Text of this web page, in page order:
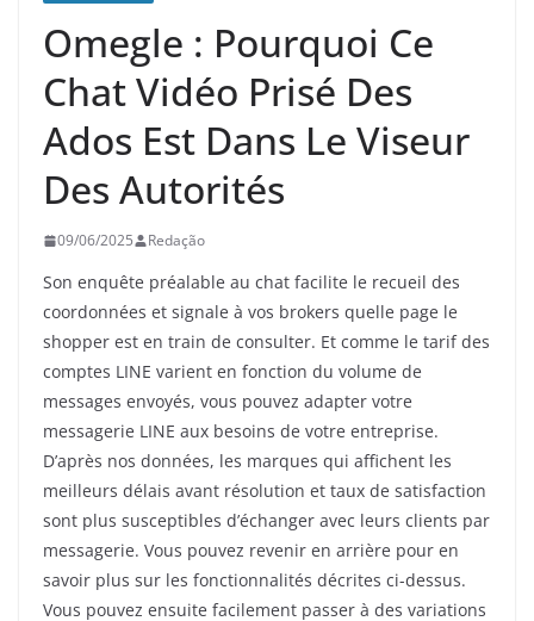
Omegle : Pourquoi Ce
Chat Vidéo Prisé Des
Ados Est Dans Le Viseur
Des Autorités
09/06/2025 Redação
Son enquête préalable au chat facilite le recueil des
coordonnées et signale à vos brokers quelle page le
shopper est en train de consulter. Et comme le tarif des
comptes LINE varient en fonction du volume de
messages envoyés, vous pouvez adapter votre
messagerie LINE aux besoins de votre entreprise.
D’après nos données, les marques qui affichent les
meilleurs délais avant résolution et taux de satisfaction
sont plus susceptibles d’échanger avec leurs clients par
messagerie. Vous pouvez revenir en arrière pour en
savoir plus sur les fonctionnalités décrites ci-dessus.
Vous pouvez ensuite facilement passer à des variations